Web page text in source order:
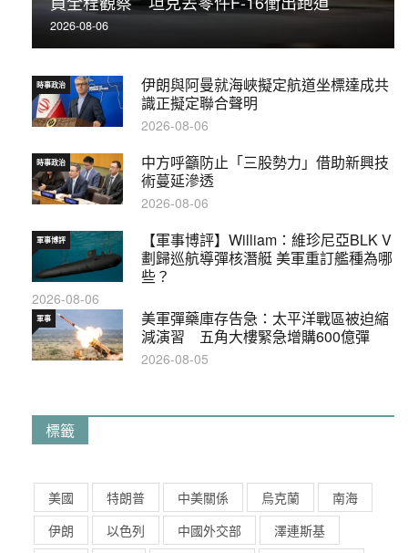
2026-08-06
伊朗與阿曼就海峽擬定航道坐標達成共
識正擬定聯合聲明
時事政治
2026-08-06
中方呼籲防止「三股勢力」借助新興技
術蔓延滲透
時事政治
2026-08-06
【軍事博評】William：維珍尼亞BLK V
劃歸巡航導彈核潛艇 美軍重訂艦種為哪
些？
軍事博評
2026-08-06
美軍彈藥庫存告急：太平洋戰區被迫縮
減演習 五角大樓緊急增購600億彈
軍事
2026-08-05
標籤
美國 特朗普 中美關係 烏克蘭
南海
伊朗
以色列 中國外交部
澤連斯基